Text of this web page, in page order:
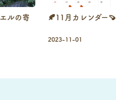
ルの寄
🍂11月カレンダー🍠
2023-11-01